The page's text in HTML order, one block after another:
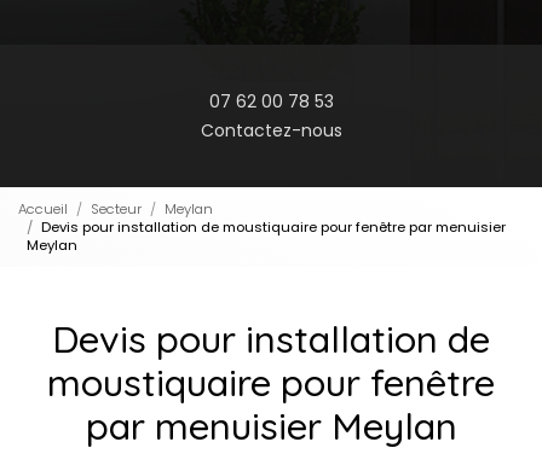
07 62 00 78 53
Contactez-nous
Accueil Secteur
Meylan
Devis pour installation de moustiquaire pour fenêtre par menuisier
Meylan
Devis pour installation de
moustiquaire pour fenêtre
par menuisier Meylan